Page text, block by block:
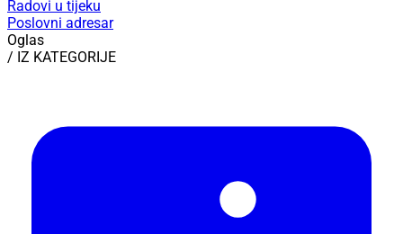
Radovi u tijeku
Poslovni adresar
Oglas
/ IZ KATEGORIJE